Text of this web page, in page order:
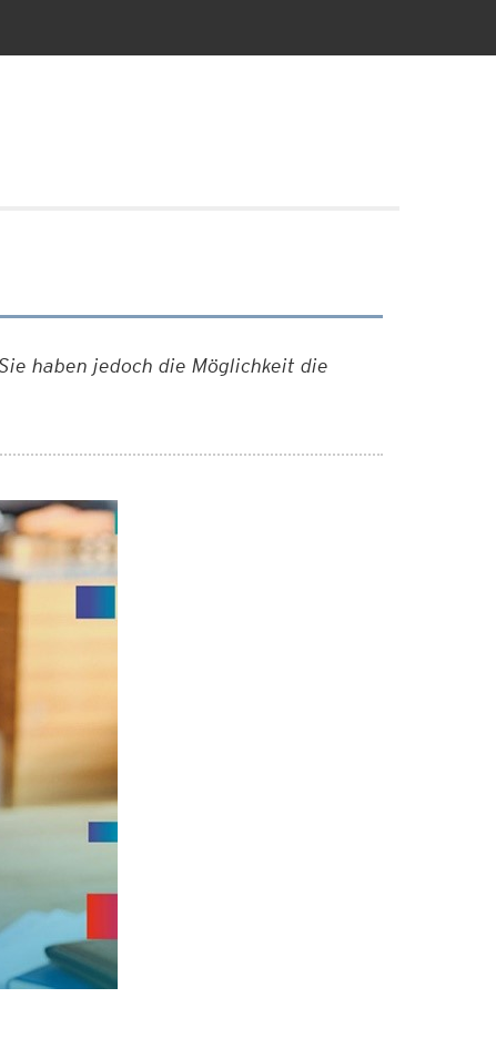
haben jedoch die Möglichkeit die